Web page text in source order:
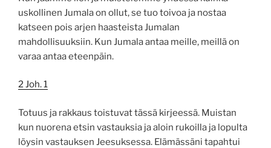
uskollinen Jumala on ollut, se tuo toivoa ja nostaa
katseen pois arjen haasteista Jumalan
mahdollisuuksiin. Kun Jumala antaa meille, meillä on
varaa antaa eteenpäin.
2 Joh. 1
Totuus ja rakkaus toistuvat tässä kirjeessä. Muistan
kun nuorena etsin vastauksia ja aloin rukoilla ja lopulta
löysin vastauksen Jeesuksessa. Elämässäni tapahtui